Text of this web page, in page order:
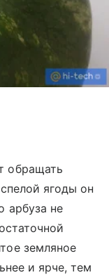
обращать
ягоды он
арбуза не
земляное
и ярче, тем